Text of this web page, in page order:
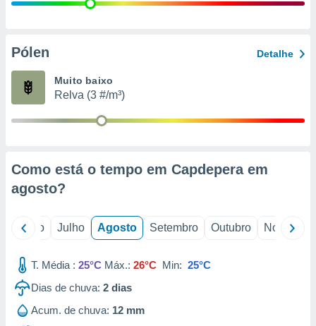
e
de
Pólen Detalhe
Muito baixo
Relva (3 #/m³)
Como está o tempo em Capdepera em
agosto?
Junho Julho Agosto Setembro Outubro Novembro
T. Média : 25°C Máx.: 26°C Min: 25°C
Dias de chuva: 2 dias
Acum. de chuva: 12 mm